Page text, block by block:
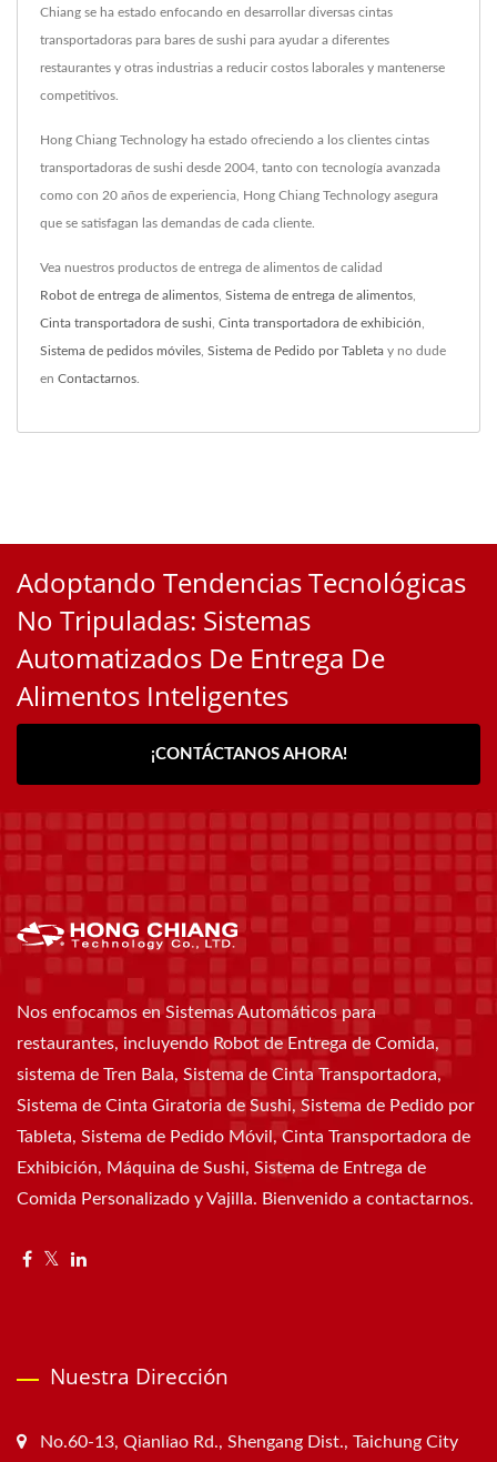
Chiang se ha estado enfocando en desarrollar diversas cintas
transportadoras para bares de sushi para ayudar a diferentes
restaurantes y otras industrias a reducir costos laborales y mantenerse
competitivos.
Hong Chiang Technology ha estado ofreciendo a los clientes cintas
transportadoras de sushi desde 2004, tanto con tecnología avanzada
como con 20 años de experiencia, Hong Chiang Technology asegura
que se satisfagan las demandas de cada cliente.
Vea nuestros productos de entrega de alimentos de calidad
Robot de entrega de alimentos Sistema de entrega de alimentos
Cinta transportadora de sushi Cinta transportadora de exhibición
Sistema de pedidos móviles Sistema de Pedido por Tableta y no dude
en Contactarnos
Adoptando Tendencias Tecnológicas
No Tripuladas: Sistemas
Automatizados De Entrega De
Alimentos Inteligentes
¡CONTÁCTANOS AHORA!
Nos enfocamos en Sistemas Automáticos para
restaurantes, incluyendo Robot de Entrega de Comida,
sistema de Tren Bala, Sistema de Cinta Transportadora,
Sistema de Cinta Giratoria de Sushi, Sistema de Pedido por
Tableta, Sistema de Pedido Móvil, Cinta Transportadora de
Exhibición, Máquina de Sushi, Sistema de Entrega de
Comida Personalizado y Vajilla. Bienvenido a contactarnos.
Nuestra Dirección
No.60-13, Qianliao Rd., Shengang Dist., Taichung City